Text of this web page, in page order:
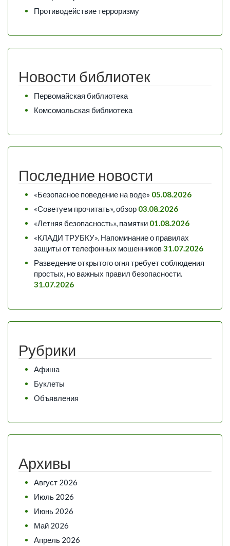
Противодействие терроризму
Новости библиотек
Первомайская библиотека
Комсомольская библиотека
Последние новости
«Безопасное поведение на воде» 05.08.2026
«Советуем прочитать», обзор 03.08.2026
«Летняя безопасность», памятки 01.08.2026
«КЛАДИ ТРУБКУ». Напоминание о правилах
защиты от телефонных мошенников31.07.2026
Разведение открытого огня требует соблюдения
простых, но важных правил безопасности.
31.07.2026
Рубрики
Афиша
Буклеты
Объявления
Архивы
Август 2026
Июль 2026
Июнь 2026
Май 2026
Апрель 2026